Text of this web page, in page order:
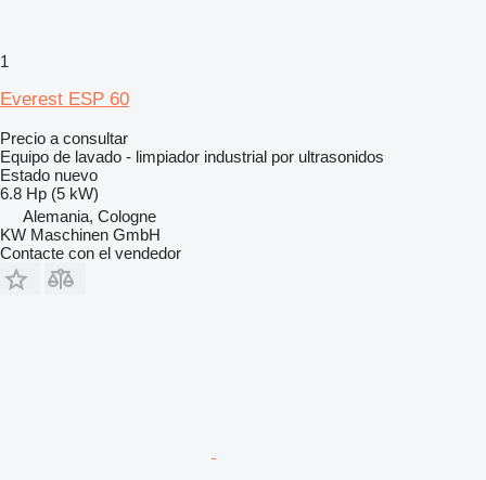
1
Everest ESP 60
Precio a consultar
Equipo de lavado - limpiador industrial por ultrasonidos
Estado nuevo
6.8 Hp (5 kW)
Alemania, Cologne
KW Maschinen GmbH
Contacte con el vendedor